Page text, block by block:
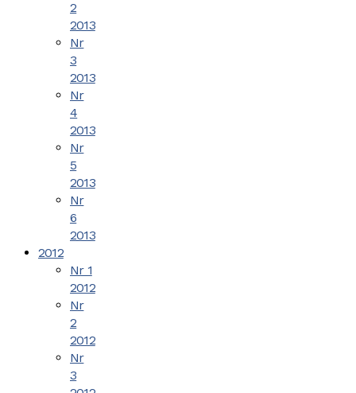
2
2013
Nr
3
2013
Nr
4
2013
Nr
5
2013
Nr
6
2013
2012
Nr 1
2012
Nr
2
2012
Nr
3